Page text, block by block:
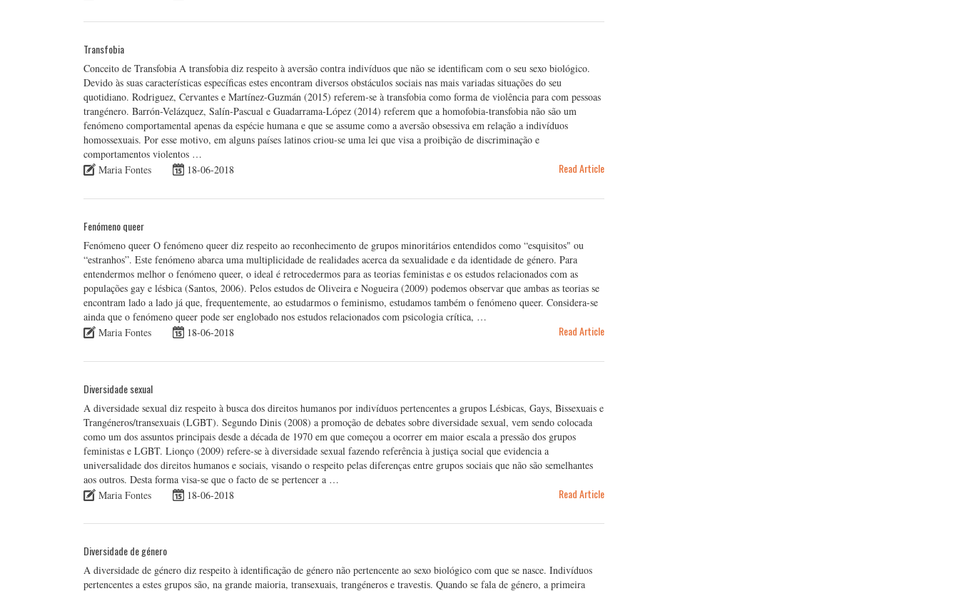
Transfobia
Conceito de Transfobia A transfobia diz respeito à aversão contra indivíduos que não se identificam com o seu sexo biológico.
Devido às suas características específicas estes encontram diversos obstáculos sociais nas mais variadas situações do seu
quotidiano. Rodriguez, Cervantes e Martínez-Guzmán (2015) referem-se à transfobia como forma de violência para com pessoas
trangénero. Barrón-Velázquez, Salín-Pascual e Guadarrama-López (2014) referem que a homofobia-transfobia não são um
fenómeno comportamental apenas da espécie humana e que se assume como a aversão obsessiva em relação a indivíduos
homossexuais. Por esse motivo, em alguns países latinos criou-se uma lei que visa a proibição de discriminação e
comportamentos violentos …
Maria Fontes
18-06-2018 Read Article
Fenómeno queer
Fenómeno queer O fenómeno queer diz respeito ao reconhecimento de grupos minoritários entendidos como “esquisitos" ou
“estranhos”. Este fenómeno abarca uma multiplicidade de realidades acerca da sexualidade e da identidade de género. Para
entendermos melhor o fenómeno queer, o ideal é retrocedermos para as teorias feministas e os estudos relacionados com as
populações gay e lésbica (Santos, 2006). Pelos estudos de Oliveira e Nogueira (2009) podemos observar que ambas as teorias se
encontram lado a lado já que, frequentemente, ao estudarmos o feminismo, estudamos também o fenómeno queer. Considera-se
ainda que o fenómeno queer pode ser englobado nos estudos relacionados com psicologia crítica, …
Maria Fontes
18-06-2018 Read Article
Diversidade sexual
A diversidade sexual diz respeito à busca dos direitos humanos por indivíduos pertencentes a grupos Lésbicas, Gays, Bissexuais e
Trangéneros/transexuais (LGBT). Segundo Dinis (2008) a promoção de debates sobre diversidade sexual, vem sendo colocada
como um dos assuntos principais desde a década de 1970 em que começou a ocorrer em maior escala a pressão dos grupos
feministas e LGBT. Lionço (2009) refere-se à diversidade sexual fazendo referência à justiça social que evidencia a
universalidade dos direitos humanos e sociais, visando o respeito pelas diferenças entre grupos sociais que não são semelhantes
aos outros. Desta forma visa-se que o facto de se pertencer a …
Maria Fontes
18-06-2018 Read Article
Diversidade de género
A diversidade de género diz respeito à identificação de género não pertencente ao sexo biológico com que se nasce. Indivíduos
pertencentes a estes grupos são, na grande maioria, transexuais, trangéneros e travestis. Quando se fala de género, a primeira